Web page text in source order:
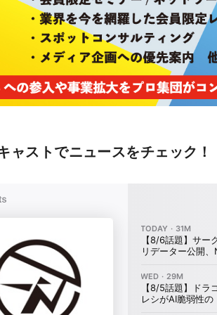
ャストでニュースをチェック！